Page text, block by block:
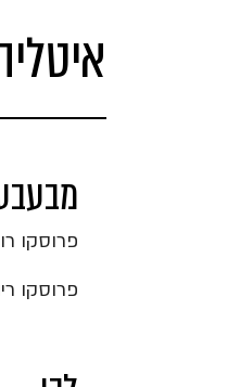
פרוסקו
פרוסקו